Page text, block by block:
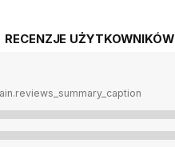
RECENZJE UŻYTKOWNIKÓW